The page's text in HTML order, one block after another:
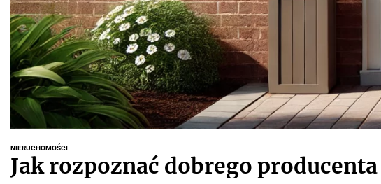
NIERUCHOMOŚCI
Jak rozpoznać dobrego